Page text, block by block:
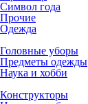
Символ года
Прочие
Одежда
Головные уборы
Предметы одежды
Наука и хобби
Конструкторы